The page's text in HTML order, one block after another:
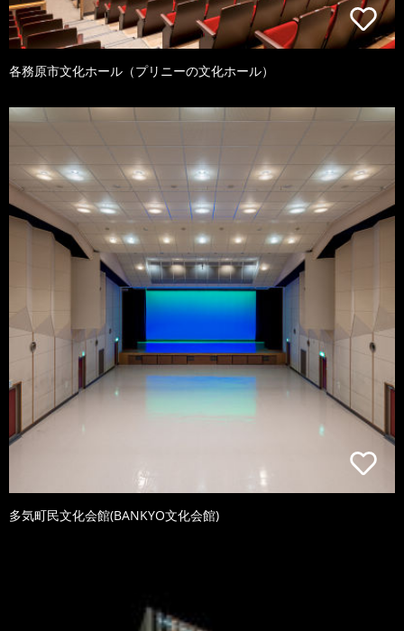
各務原市文化ホール（プリニーの文化ホール）
多気町民文化会館(BANKYO文化会館)